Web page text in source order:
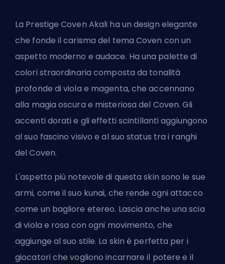
La Prestige Coven Akali ha un design elegante
che fonde il carisma del tema Coven con un
aspetto moderno e audace. Ha una palette di
colori straordinaria composta da tonalità
profonde di viola e magenta, che accennano
alla magia oscura e misteriosa del Coven. Gli
accenti dorati e gli effetti scintillanti aggiungono
al suo fascino visivo e al suo status tra i ranghi
del Coven.
L'aspetto più notevole di questa skin sono le sue
armi, come il suo kunai, che rende ogni attacco
come un bagliore etereo. Lascia anche una scia
di viola e rosa con ogni movimento, che
aggiunge al suo stile. La skin è perfetta per i
giocatori che vogliono incarnare il potere e il